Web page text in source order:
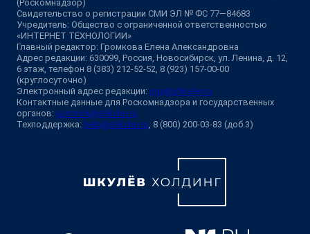
(Роскомнадзор)
Свидетельство о регистрации СМИ ЭЛ № ФС 77—84683
Учредитель: Общество с ограниченной ответственностью
«ИНТЕРНЕТ ТЕХНОЛОГИИ»
Главный редактор: Громкова Елена Александровна
Адрес редакции: 630099, Россия, Новосибирск, ул. Ленина, д. 12,
6 этаж, телефон 8 (383) 212-52-52, 8 (923) 157-00-00
(круглосуточно)
Электронный адрес редакции: ngs@shkulev.ru
Контактные данные для Роскомнадзора и государственных
органов: juristnsk@shkulev.ru
Техподдержка: help@shkulev.ru, 8 (800) 200-03-83 (доб.3)